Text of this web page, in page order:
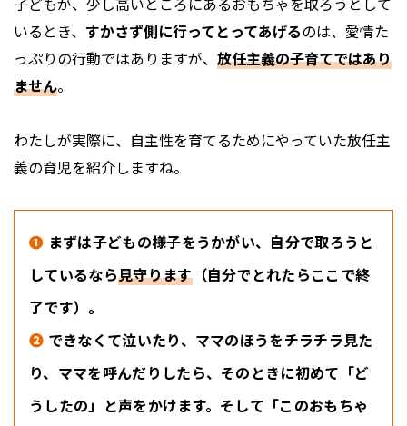
いるとき、 すかさず側に行ってとってあげるのは、愛情た
っぷりの行動ではありますが、 放任主義の子育てではあり
ません。
わたしが実際に、自主性を育てるためにやっていた放任主
義の育児を紹介しますね。
❶ まずは子どもの様子をうかがい、自分で取ろうと
しているなら見守ります（自分でとれたらここで終
了です）。
❷ できなくて泣いたり、ママのほうをチラチラ見た
り、ママを呼んだりしたら、そのときに初めて「ど
うしたの」と声をかけます。そして「このおもちゃ